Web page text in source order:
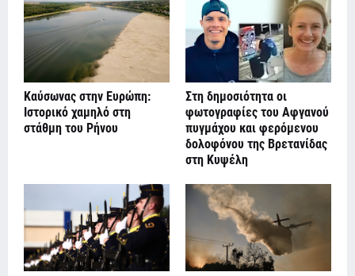
Καύσωνας στην Ευρώπη:
Ιστορικό χαμηλό στη
στάθμη του Ρήνου
Στη δημοσιότητα οι
φωτογραφίες του Αφγανού
πυγμάχου και φερόμενου
δολοφόνου της Βρετανίδας
στη Κυψέλη